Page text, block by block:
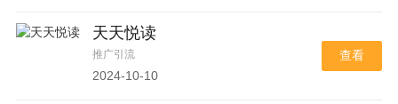
天天悦读
推广引流
2024-10-10
查看